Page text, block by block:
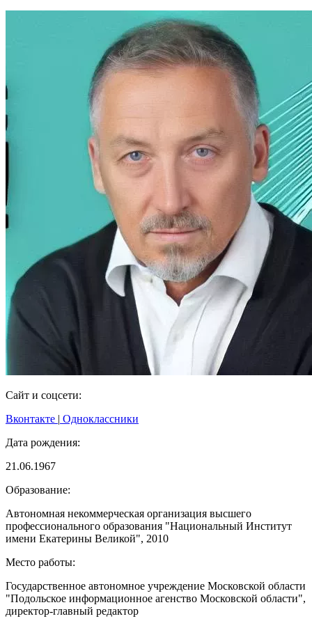
Сайт и соцсети:
Вконтакте | Одноклассники
Дата рождения:
21.06.1967
Образование:
Автономная некоммерческая организация высшего
профессионального образования "Национальный Институт
имени Екатерины Великой", 2010
Место работы:
Государственное автономное учреждение Московской области
"Подольское информационное агенство Московской области",
директор-главный редактор